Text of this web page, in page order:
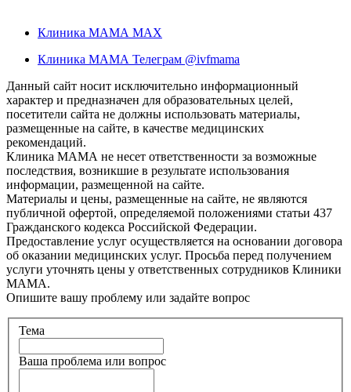
Клиника МАМА MAX
Клиника МАМА Телеграм @ivfmama
Данный сайт носит исключительно информационный
характер и предназначен для образовательных целей,
посетители сайта не должны использовать материалы,
размещенные на сайте, в качестве медицинских
рекомендаций.
Клиника МАМА не несет ответственности за возможные
последствия, возникшие в результате использования
информации, размещенной на сайте.
Материалы и цены, размещенные на сайте, не являются
публичной офертой, определяемой положениями статьи 437
Гражданского кодекса Российской Федерации.
Предоставление услуг осуществляется на основании договора
об оказании медицинских услуг. Просьба перед получением
услуги уточнять цены у ответственных сотрудников Клиники
МАМА.
Опишите вашу проблему или задайте вопрос
Тема
Ваша проблема или вопрос